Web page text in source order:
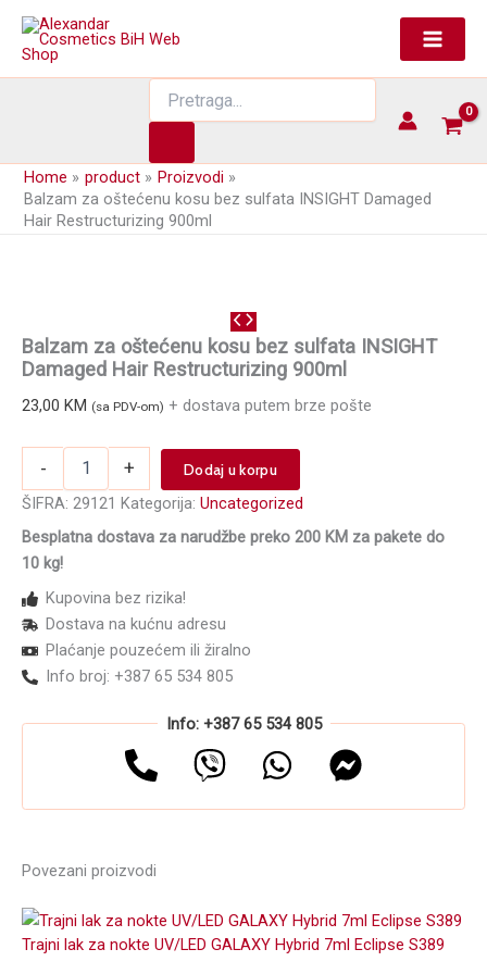
Skip
content
search
Home product
Proizvodi
Balzam za oštećenu kosu bez sulfata INSIGHT Damaged
Hair Restructurizing 900ml
Balzam za oštećenu kosu bez sulfata INSIGHT
Damaged Hair Restructurizing 900ml
23,00 KM (sa PDV-om) + dostava putem brze pošte
-
oštećenu
bez
sulfata
Damaged
Hair
Restructurizing
900ml
+
Dodaj u korpu
ŠIFRA: 29121 Kategorija: Uncategorized
Besplatna dostava za narudžbe preko 200 KM za pakete do
10 kg!
Kupovina bez rizika!
Dostava na kućnu adresu
Plaćanje pouzećem ili žiralno
Info broj: +387 65 534 805
Info: +387 65 534 805
Povezani proizvodi
Trajni lak za nokte UV/LED GALAXY Hybrid 7ml Eclipse S389
kosu
bez
sulfata
900ml
količina